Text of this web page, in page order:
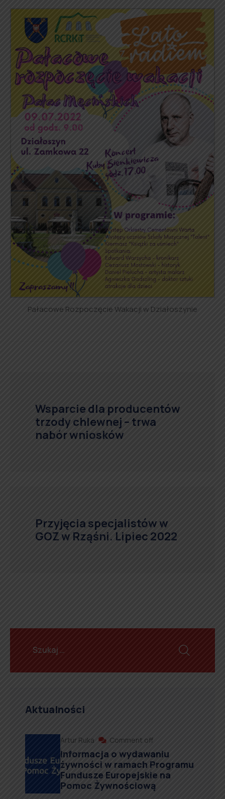
Pałacowe Rozpoczęcie Wakacji w Działoszynie
Wsparcie dla producentów
trzody chlewnej – trwa
nabór wniosków
Przyjęcia specjalistów w
GOZ w Rząśni. Lipiec 2022
Aktualności
Artur Ruka Comment off
Informacja o wydawaniu
żywności w ramach Programu
Fundusze Europejskie na
Pomoc Żywnościową